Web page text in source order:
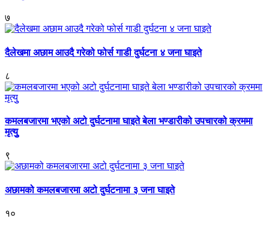
७
दैलेखमा अछाम आउदै गरेको फोर्स गाडी दुर्घटना ४ जना घाइते
८
कमलबजारमा भएको अटो दुर्घटनामा घाइते बेला भण्डारीको उपचारको क्रममा
मृत्युु
९
अछामको कमलबजारमा अटो दुर्घटनामा ३ जना घाइते
१०